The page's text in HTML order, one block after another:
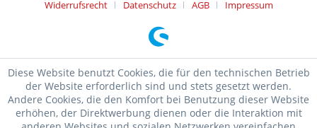
Widerrufsrecht
Datenschutz AGB Impressum
Diese Website benutzt Cookies, die für den technischen Betrieb
der Website erforderlich sind und stets gesetzt werden.
Andere Cookies, die den Komfort bei Benutzung dieser Website
erhöhen, der Direktwerbung dienen oder die Interaktion mit